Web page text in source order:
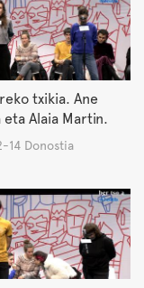
txikia. Ane
eta Alaia Martin.
14 Donostia